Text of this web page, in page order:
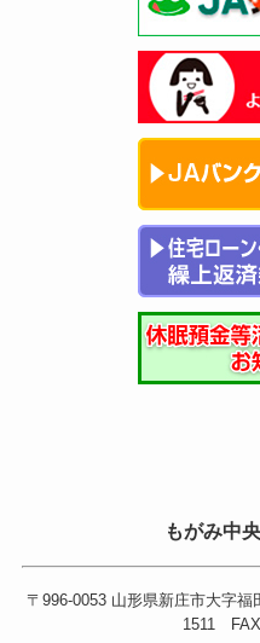
もがみ中
〒996-0053 山形県新庄市大字
1511